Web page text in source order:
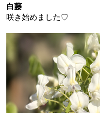
白藤
咲き始めました♡